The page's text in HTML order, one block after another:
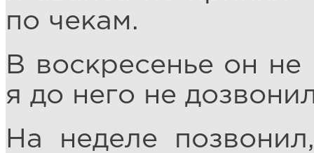
по чекам.
В воскресенье он
я до него не
На неделе